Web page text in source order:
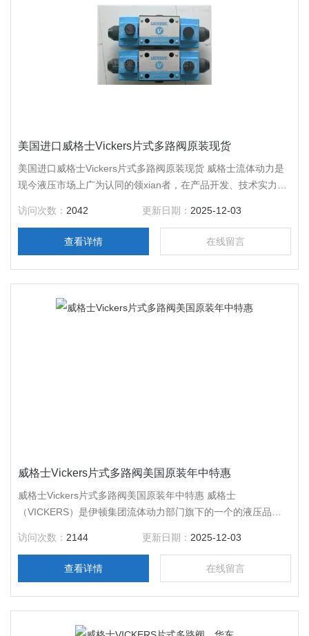
美国进口威格士Vickers片式多路阀原装现货
美国进口威格士Vickers片式多路阀原装现货 威格士流体动力是
现今液压市场上广为认同的领xian者，在产品开发、技术实力、
于美国明尼达州的Eden Prairie，在*范围内拥有二十二家现货。
威格士（VICKERS）是伊顿集团流体动力部门旗下的一个的液
访问次数： 2042 更新日期： 2025-12-03
查看详情 在线留言
威格士Vickers片式多路阀美国原装年中特惠
威格士Vickers片式多路阀美国原装年中特惠 威格士
（VICKERS）是伊顿集团流体动力部门旗下的一个的液压品
体动力产品应用广泛，包括土方机械、农业、建筑、航空、采
矿、林业、公共设施和物料搬运。伊顿是领xian的多元化工业产
访问次数： 2144 更新日期： 2025-12-03
查看详情 在线留言